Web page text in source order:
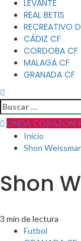
LEVANTE
REAL BETIS
RECREATIVO
CÁDIZ CF
CORDOBA CF
MALAGA CF
GRANADA CF
Buscar:
ONDA CORAZON
Inicio
Shon
Shon
3 min de lectura
Futbol